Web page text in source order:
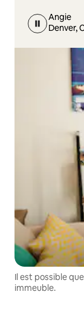
Angie
Denver,
Il est possible
immeuble.